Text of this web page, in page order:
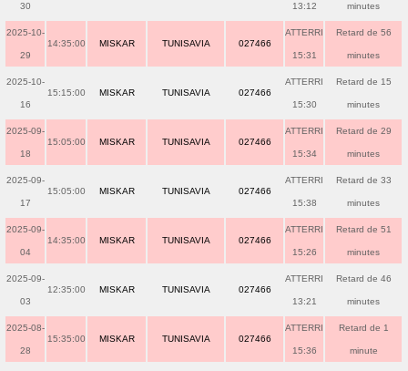
30 13:12 minutes
2025-10-
29
14:35:00 MISKAR TUNISAVIA 027466
ATTERRI
15:31
Retard de 56
minutes
2025-10-
16
15:15:00 MISKAR TUNISAVIA 027466
ATTERRI
15:30
Retard de 15
minutes
2025-09-
18
15:05:00 MISKAR TUNISAVIA 027466
ATTERRI
15:34
Retard de 29
minutes
2025-09-
17
15:05:00 MISKAR TUNISAVIA 027466
ATTERRI
15:38
Retard de 33
minutes
2025-09-
04
14:35:00 MISKAR TUNISAVIA 027466
ATTERRI
15:26
Retard de 51
minutes
2025-09-
03
12:35:00 MISKAR TUNISAVIA 027466
ATTERRI
13:21
Retard de 46
minutes
2025-08-
28
15:35:00 MISKAR TUNISAVIA 027466
ATTERRI
15:36
Retard de 1
minute